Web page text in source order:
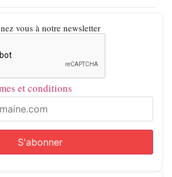
vous à notre newsletter
et conditions